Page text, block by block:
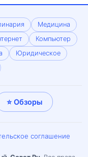
Медицина
Компьютер
Юридическое
⭐ Обзоры
соглашение